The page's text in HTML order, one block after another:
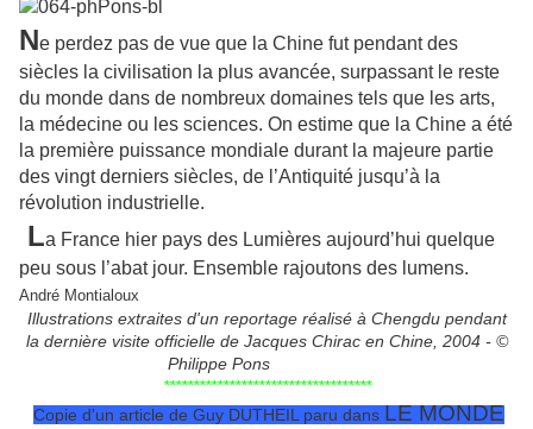
Ne perdez pas de vue que la Chine fut pendant des
siècles la civilisation la plus avancée, surpassant le reste
du monde dans de nombreux domaines tels que les arts,
la médecine ou les sciences. On estime que la Chine a été
la première puissance mondiale durant la majeure partie
des vingt derniers siècles, de l’Antiquité jusqu’à la
révolution industrielle.
La France hier pays des Lumières aujourd’hui quelque
peu sous l’abat jour. Ensemble rajoutons des lumens.
André Montialoux
Illustrations extraites d'un reportage réalisé à Chengdu pendant
la dernière visite officielle de Jacques Chirac en Chine, 2004 - ©
Philippe Pons
***********************************
Copie d'un article de Guy DUTHEIL paru dans LE MONDE